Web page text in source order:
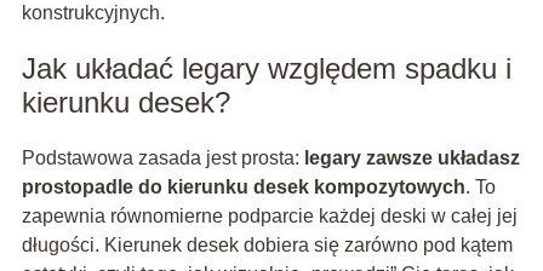
konstrukcyjnych.
Jak układać legary względem spadku i
kierunku desek?
Podstawowa zasada jest prosta: legary zawsze układasz
prostopadle do kierunku desek kompozytowych. To
zapewnia równomierne podparcie każdej deski w całej jej
długości. Kierunek desek dobiera się zarówno pod kątem